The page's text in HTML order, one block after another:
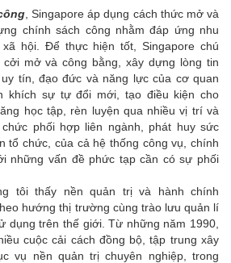
, Singapore áp dụng cách thức mở và
chính sách công nhằm đáp ứng nhu
hội. Để thực hiện tốt, Singapore chú
mở và công bằng, xây dựng lòng tin
tín, đạo đức và năng lực của cơ quan
khích sự tự đổi mới, tạo điều kiện cho
học tập, rèn luyện qua nhiều vị trí và
phối hợp liên ngành, phát huy sức
tổ chức, của cả hệ thống công vụ, chính
những vấn đề phức tạp cần có sự phối
tôi thấy nền quản trị và hành chính
hướng thị trường cùng trào lưu quản lí
dụng trên thế giới. Từ những năm 1990,
cuộc cải cách đồng bộ, tập trung xây
vụ nền quản trị chuyên nghiệp, trong